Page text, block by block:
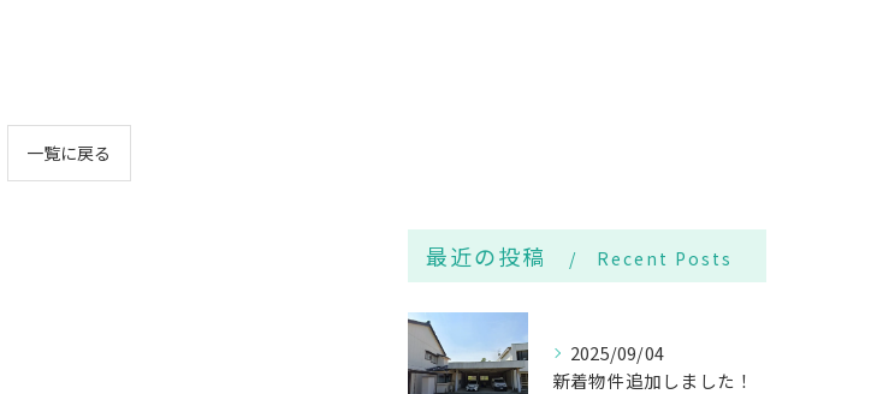
一覧に戻る
最近の投稿 Recent Posts
2025/09/04
新着物件追加しました！
ご相談はこちら